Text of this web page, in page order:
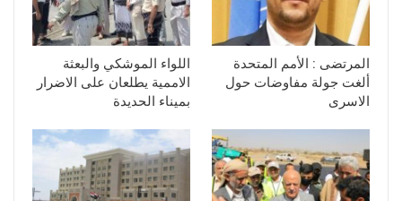
المرتضى : الأمم المتحدة
ألغت جولة مفاوضات حول
الاسرى
اللواء الموشكي والبعثة
الاممية يطلعان على الاضرار
بميناء الحديدة